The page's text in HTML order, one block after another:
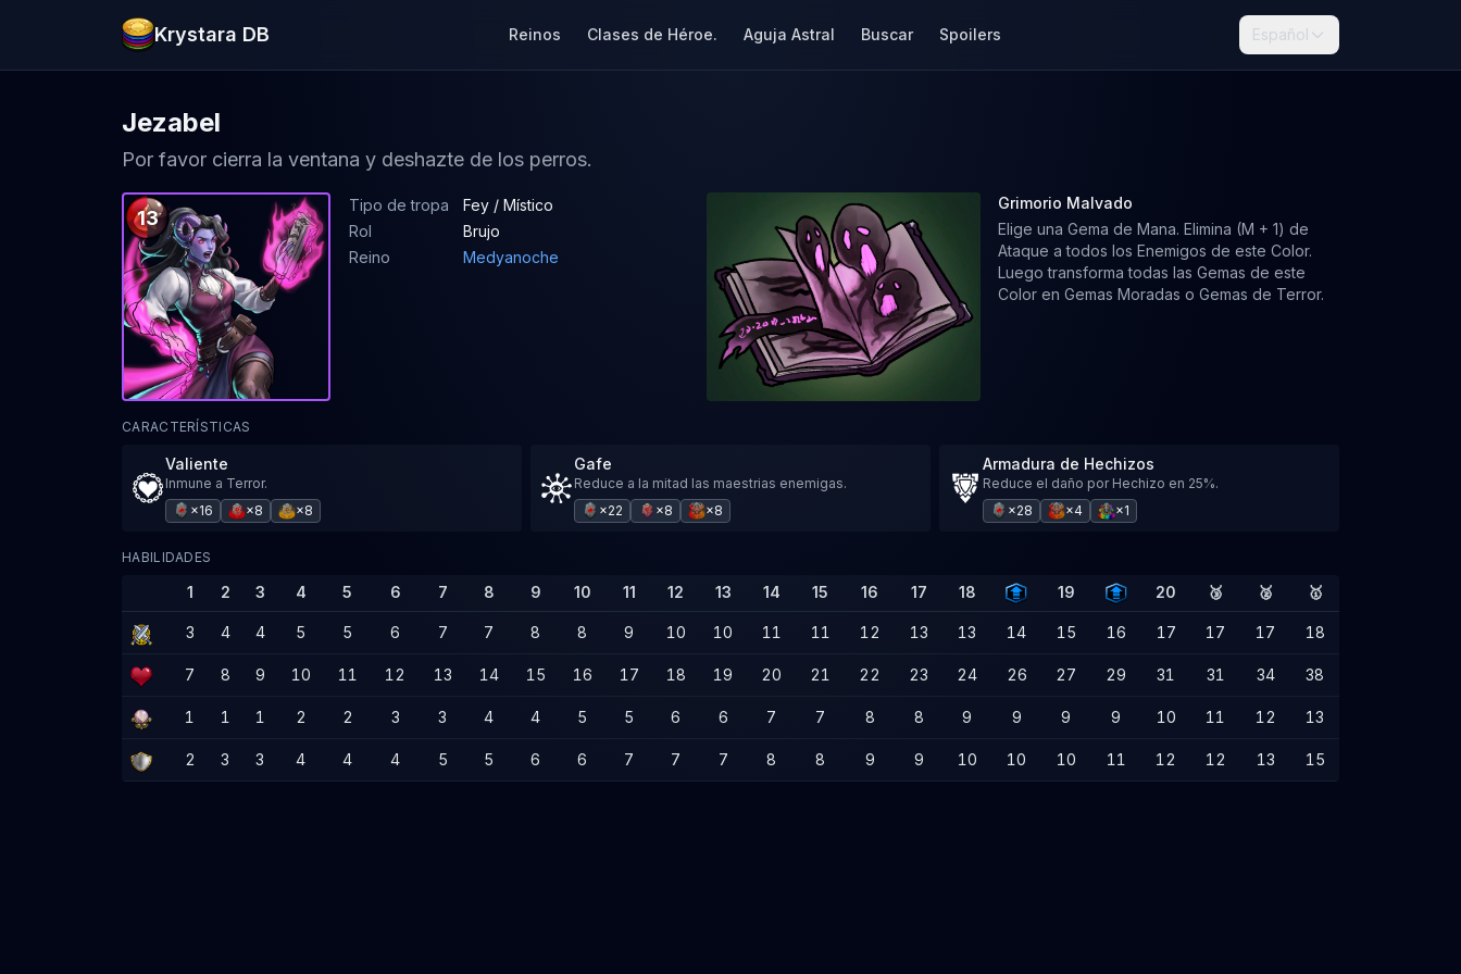
Krystara DB Reinos Clases de Héroe. Aguja Astral Buscar Spoilers Español
Jezabel
Por favor cierra la ventana y deshazte de los perros.
13
Tipo de tropa
Fey / Místico
Rol
Brujo
Reino
Medyanoche
Grimorio Malvado
Elige una Gema de Mana. Elimina (M + 1) de
Ataque a todos los Enemigos de este Color.
Luego transforma todas las Gemas de este
Color en Gemas Moradas o Gemas de Terror.
CARACTERÍSTICAS
Valiente
Inmune a Terror.
×16
×8 ×8
Gafe
Reduce a la mitad las maestrias enemigas.
×22
×8 ×8
Armadura de Hechizos
Reduce el daño por Hechizo en 25%.
×28
×4 ×1
HABILIDADES
1 2 3 4 5 6 7 8 9 10 11 12 13 14 15 16 17 18 19 20 🥉 🥈 🥇
3 4 4 5 5 6 7 7 8 8 9 10 10 11 11 12 13 13 14 15 16 17 17 17 18
7 8 9 10 11 12 13 14 15 16 17 18 19 20 21 22 23 24 26 27 29 31 31 34 38
1 1 1 2 2 3 3 4 4 5 5 6 6 7 7 8 8 9 9 9 9 10 11 12 13
2 3 3 4 4 4 5 5 6 6 7 7 7 8 8 9 9 10 10 10 11 12 12 13 15